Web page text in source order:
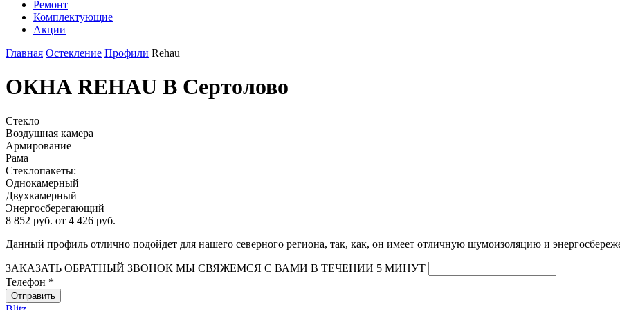
Ремонт
Комплектующие
Акции
Главная Остекление Профили Rehau
ОКНА REHAU В Сертолово
Стекло
Воздушная камера
Армирование
Рама
Стеклопакеты:
Однокамерный
Двухкамерный
Энергосберегающий
8 852 руб. от 4 426 руб.
Данный профиль отлично подойдет для нашего северного региона, так, как, он имеет отличную шумоизоляцию и
ЗАКАЗАТЬ ОБРАТНЫЙ ЗВОНОК МЫ СВЯЖЕМСЯ С ВАМИ В ТЕЧЕНИИ 5 МИНУТ
Телефон *
Отправить